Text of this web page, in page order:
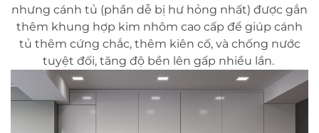
nhưng cánh tủ (phần dễ bị hư hỏng nhất) được gắn
thêm khung hợp kim nhôm cao cấp để giúp cánh
tủ thêm cứng chắc, thêm kiên cố, và chống nước
tuyệt đối, tăng độ bền lên gấp nhiều lần.